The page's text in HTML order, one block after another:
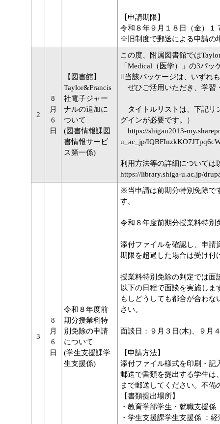
【申請期限】
令和８年９月１８日（金）１
※旧制度で郵送による申請の
2
8
月
6
日
【図書館】
Taylor&Francis
社電子ジャー
ナルの追加に
ついて
(図書情報課図
書情報サービ
ス第一係)
この度、附属図書館では
「Medical（医学）」の3パ
当該パッケージは、いずれ
ぜひご活用いただき、学習
タイトルリストは、下記リ
グインが必要です。）
https://shigau2013-
u_ac_jp/
利⽤⽅法等の詳細については
https://library.shiga-u.ac.jp/
3
8
月
6
日
令和８年度前
期分授業料特
別免除の申請
について
(学生支援課学
生支援係)
※当申請は前期分特別免除で
す。
令和８年度前期分授業料特別
添付ファイルを確認し、申請
期限を超過した場合は受け付
授業料特別免除の判定では面
以下の日程で面談を実施し
もしどうしても都合が合わ
さい。
面談日：９月３日(木)、９月
【申請方法】
添付ファイル様式を印刷・記
郵送で書類を提出する学生は
まで郵送してください。不
【書類提出場所】
・教育学部学生・就職支援
・学生支援課学生支援係 ：